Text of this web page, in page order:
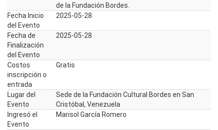
de la Fundación Bordes.
Fecha Inicio
del Evento
2025-05-28
Fecha de
Finalización
del Evento
2025-05-28
Costos
inscripción o
entrada
Gratis
Lugar del
Evento
Sede de la Fundación Cultural Bordes en San
Cristóbal, Venezuela
Ingresó el
Evento
Marisol García Romero